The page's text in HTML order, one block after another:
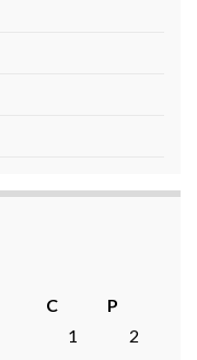
C
P
1
2